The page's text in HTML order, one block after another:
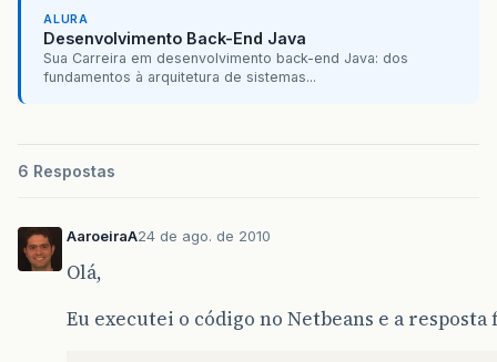
}
class Collar{
private int collarSize
}
ALURA
Desenvolvimento Back-End Java
Sua Carreira em desenvolvimento back-end Java: dos
fundamentos à arquitetura de sistemas...
6 Respostas
AaroeiraA24 de ago. de 2010
Olá,
Eu executei o código no Netbeans e a resposta